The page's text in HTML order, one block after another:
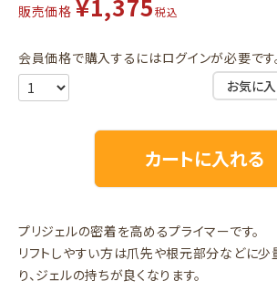
販売価格 税込
会員価格で購入するにはログインが必要です
お気に
カートに入れる
プリジェルの密着を高めるプライマーです。
リフトしやすい方は爪先や根元部分などに少
り、ジェルの持ちが良くなります。